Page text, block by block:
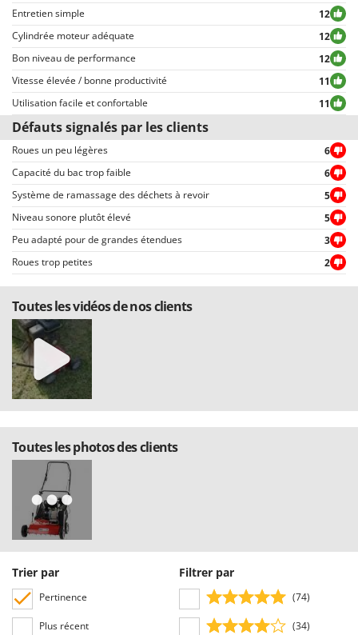
expressions ou mots inappropriés, ou qui ne respectent pas le traitement
des données personnelles.
Tous les commentaires, qu’ils soient positifs ou négatifs, peuvent être
consultés rapidement par nos visiteurs, grâce également aux filtres qui
permettent une sélection rapide, comme par exemple celui permettant de
choisir entre avis positifs et négatifs.
Entretien simple
12
Cylindrée moteur adéquate
12
Bon niveau de performance
12
Vitesse élevée / bonne productivité
11
Utilisation facile et confortable
11
Défauts signalés par les clients
Roues un peu légères
6
Capacité du bac trop faible
6
Système de ramassage des déchets à revoir
5
Niveau sonore plutôt élevé
5
Peu adapté pour de grandes étendues
3
Roues trop petites
2
Toutes les vidéos de nos clients
Toutes les photos des clients
Trier par
Pertinence
Plus récent
Filtrer par
(74)
(34)